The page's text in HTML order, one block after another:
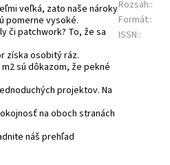
veľká, zato naše nároky
pomerne vysoké.
či patchwork? To, že sa
získa osobitý ráz.
sú dôkazom, že pekné
projektov. Na
na oboch stranách
náš prehľad
Rozsah::
Formát::
ISSN::